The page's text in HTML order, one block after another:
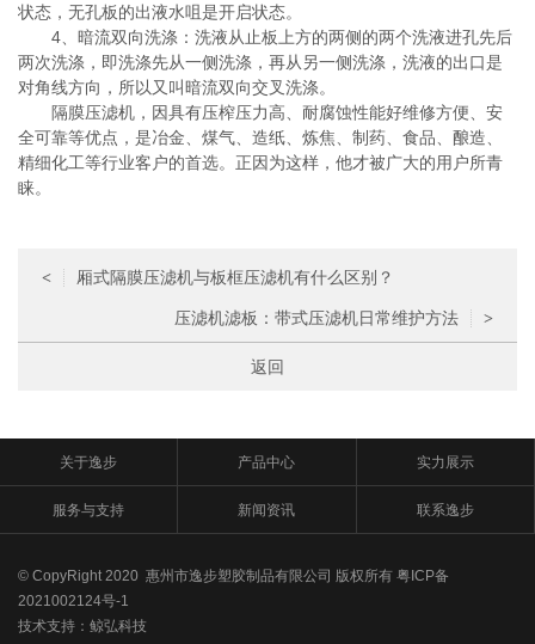
状态，无孔板的出液水咀是开启状态。
4、暗流双向洗涤：洗液从止板上方的两侧的两个洗液进孔先后
两次洗涤，即洗涤先从一侧洗涤，再从另一侧洗涤，洗液的出口是
对角线方向，所以又叫暗流双向交叉洗涤。
隔膜压滤机，因具有压榨压力高、耐腐蚀性能好维修方便、安
全可靠等优点，是冶金、煤气、造纸、炼焦、制药、食品、酿造、
精细化工等行业客户的首选。正因为这样，他才被广大的用户所青
睐。
< 厢式隔膜压滤机与板框压滤机有什么区别？
压滤机滤板：带式压滤机日常维护方法 >
返回
关于逸步 产品中心 实力展示
服务与支持 新闻资讯 联系逸步
© CopyRight 2020 惠州市逸步塑胶制品有限公司 版权所有 粤ICP备
2021002124号-1
技术支持： 鲸弘科技